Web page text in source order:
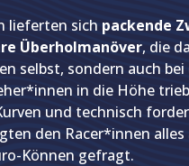
lieferten sich packende
Überholmanöver, die
selbst, sondern auch bei
in die Höhe
und technisch
den Racer*innen alles
Können gefragt.